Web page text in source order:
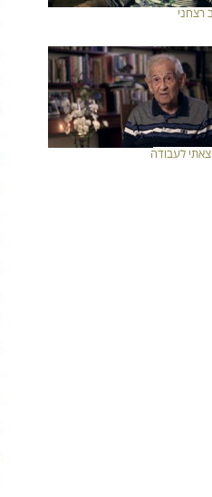
רצחני
לעבודה